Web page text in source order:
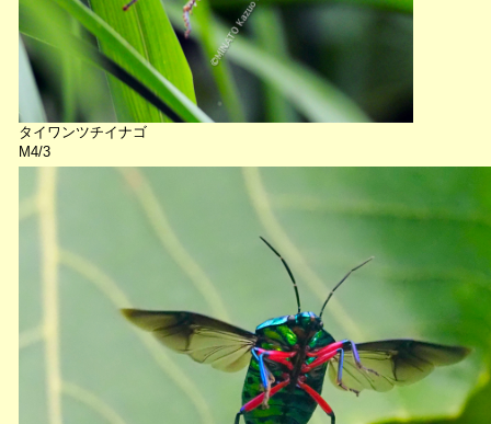
タイワンツチイナゴ
M4/3